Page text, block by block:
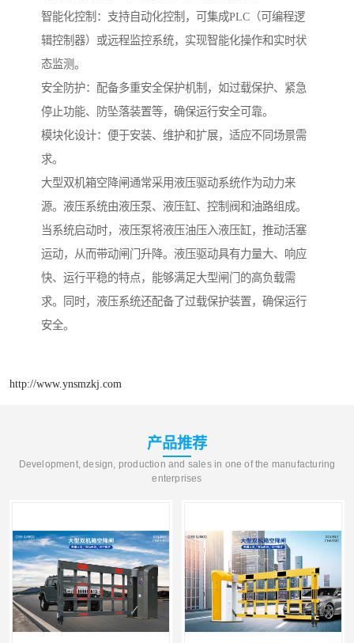
智能化控制：支持自动化控制，可集成PLC（可编程逻
辑控制器）或远程监控系统，实现智能化操作和实时状
态监测。
安全防护：配备多重安全保护机制，如过载保护、紧急
停止功能、防坠落装置等，确保运行安全可靠。
模块化设计：便于安装、维护和扩展，适应不同场景需
求。
大型双机箱空降闸通常采用液压驱动系统作为动力来
源。液压系统由液压泵、液压缸、控制阀和油路组成。
当系统启动时，液压泵将液压油压入液压缸，推动活塞
运动，从而带动闸门升降。液压驱动具有力量大、响应
快、运行平稳的特点，能够满足大型闸门的高负载需
求。同时，液压系统还配备了过载保护装置，确保运行
安全。
http://www.ynsmzkj.com
产品推荐
Development, design, production and sales in one of the manufacturing
enterprises